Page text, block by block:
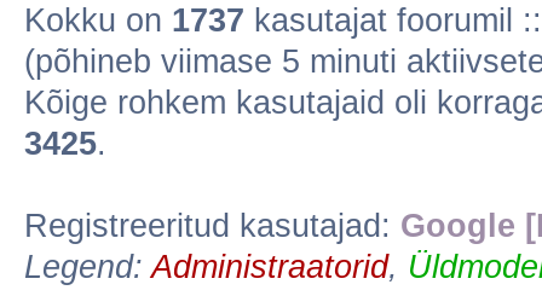
Kokku on 1737 kasutajat foorumil
(põhineb viimase 5 minuti
Kõige rohkem kasutajaid oli
3425.
Registreeritud kasutajad: Google
Legend:Administraatorid,